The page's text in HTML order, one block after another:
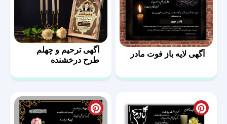
آگهی لایه باز فوت مادر
آگهی ترحیم و چهلم
طرح درخشنده